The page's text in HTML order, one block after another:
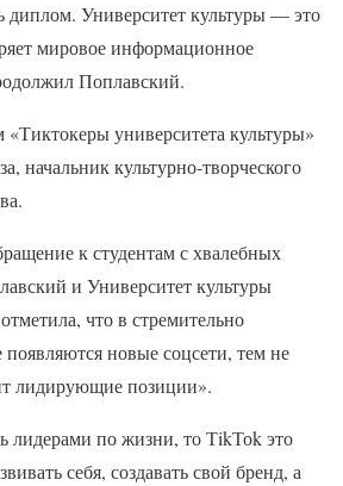
диплом. Университет культуры — это
мировое информационное
Поплавский.
«Тиктокеры университета культуры»
начальник культурно-творческого
к студентам с хвалебных
и Университет культуры
что в стремительно
новые соцсети, тем не
лидирующие позиции».
лидерами по жизни, то ТikТоk это
себя, создавать свой бренд, а